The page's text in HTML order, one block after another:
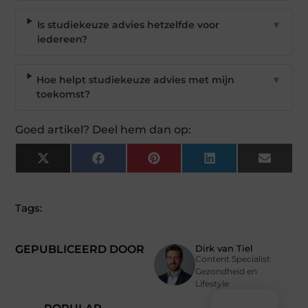
Is studiekeuze advies hetzelfde voor
iedereen?
▼
Hoe helpt studiekeuze advies met mijn
toekomst?
▼
Goed artikel? Deel hem dan op:
X
(Twitter)
Facebook Pinterest LinkedIn Email
GEPUBLICEERD DOOR Dirk van Tiel
Content Specialist
Gezondheid en
Lifestyle
Tags: